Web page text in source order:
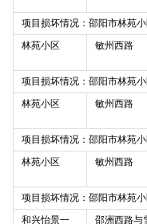
项目损坏情况：邵阳市林苑
林苑小区
敏州西路
项目损坏情况：邵阳市林苑
林苑小区
敏州西路
项目损坏情况：邵阳市林苑
林苑小区
敏州西路
项目损坏情况：邵阳市林苑
和兴怡景一
邵洲西路与